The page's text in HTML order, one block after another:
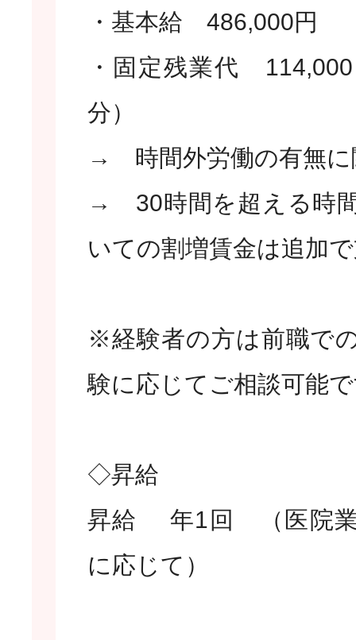
・基本給 486,000円
・固定残業代
分）
→ 時間外労働の有無に
→ 30時間を超える時
いての割増賃金は追加
※経験者の方は前職で
験に応じてご相談可能
◇昇給
昇給 年1回 （医院業
に応じて）